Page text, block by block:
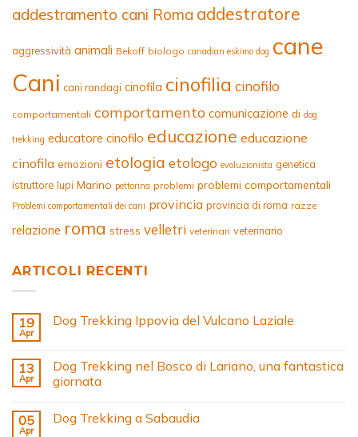
addestramento cani Roma addestratore
aggressività animali Bekoff biologo canadian eskimo dog cane
Cani cani randagi cinofila cinofilia cinofilo
comportamentali comportamento comunicazione di dog
trekking educatore cinofilo educazione educazione
cinofila emozioni etologia etologo evoluzionista genetica
istruttore lupi Marino pettorina problemi problemi comportamentali
Problemi comportamentali dei cani provincia provincia di roma razze
relazione roma stress velletri veterinari veterinario
ARTICOLI RECENTI
19
Apr
Dog Trekking Ippovia del Vulcano Laziale
13
Apr
Dog Trekking nel Bosco di Lariano, una fantastica
giornata
05
Apr
Dog Trekking a Sabaudia